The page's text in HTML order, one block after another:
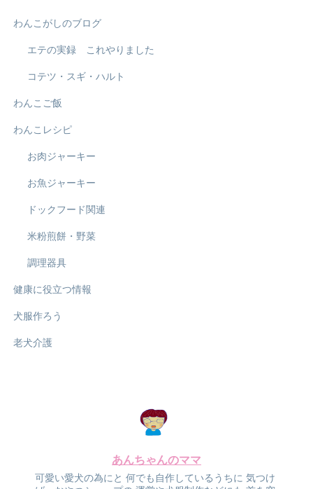
わんこがしのブログ
エテの実録 これやりました
コテツ・スギ・ハルト
わんこご飯
わんこレシピ
お肉ジャーキー
お魚ジャーキー
ドックフード関連
米粉煎餅・野菜
調理器具
健康に役立つ情報
犬服作ろう
老犬介護
あんちゃんのママ
可愛い愛犬の為にと 何でも自作しているうちに 気つけ